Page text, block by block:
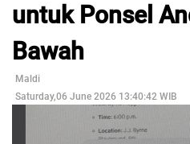
untuk Ponsel
Bawah
Maldi
Saturday,06 June 2026 13:40:42 WIB